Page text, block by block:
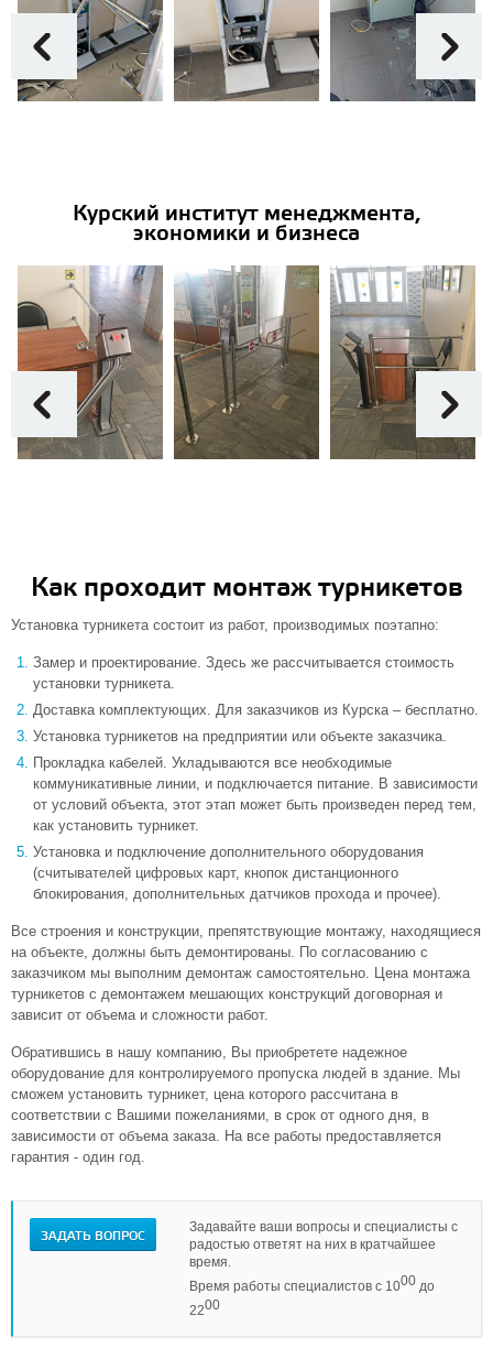
Курский институт менеджмента,
экономики и бизнеса
Как проходит монтаж турникетов
Установка турникета состоит из работ, производимых поэтапно:
Замер и проектирование. Здесь же рассчитывается стоимость
установки турникета.
Доставка комплектующих. Для заказчиков из Курска – бесплатно.
Установка турникетов на предприятии или объекте заказчика.
Прокладка кабелей. Укладываются все необходимые
коммуникативные линии, и подключается питание. В зависимости
от условий объекта, этот этап может быть произведен перед тем,
как установить турникет.
Установка и подключение дополнительного оборудования
(считывателей цифровых карт, кнопок дистанционного
блокирования, дополнительных датчиков прохода и прочее).
Все строения и конструкции, препятствующие монтажу, находящиеся
на объекте, должны быть демонтированы. По согласованию с
заказчиком мы выполним демонтаж самостоятельно. Цена монтажа
турникетов с демонтажем мешающих конструкций договорная и
зависит от объема и сложности работ.
Обратившись в нашу компанию, Вы приобретете надежное
оборудование для контролируемого пропуска людей в здание. Мы
сможем установить турникет, цена которого рассчитана в
соответствии с Вашими пожеланиями, в срок от одного дня, в
зависимости от объема заказа. На все работы предоставляется
гарантия - один год.
ЗАДАТЬ ВОПРОС
Задавайте ваши вопросы и специалисты с
радостью ответят на них в кратчайшее
время.
Время работы специалистов с 1000 до
2200